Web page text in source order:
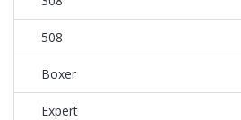
508
Boxer
Expert